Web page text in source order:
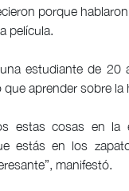
porque
película.
estudiante de
que aprender sobre
estas cosas en
estás en los
manifestó.